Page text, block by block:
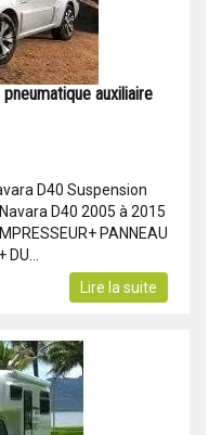
auxiliaire
D40 Suspension
D40 2005 à 2015
PANNEAU
DU...
Lire la suite